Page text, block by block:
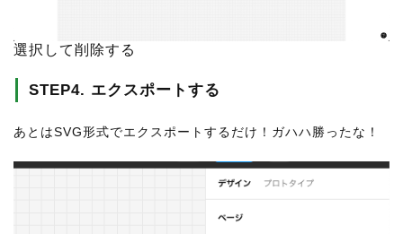
選択して削除する
STEP4. エクスポートする
あとはSVG形式でエクスポートするだけ！ガハハ勝ったな！